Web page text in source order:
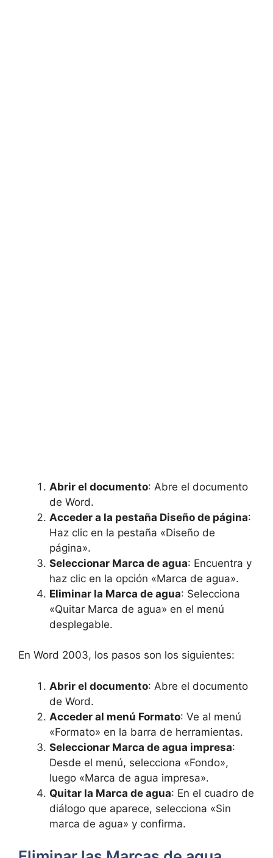
Abrir el documento: Abre el documento
de Word.
Acceder a la pestaña Diseño de página:
Haz clic en la pestaña «Diseño de
página».
Seleccionar Marca de agua: Encuentra y
haz clic en la opción «Marca de agua».
Eliminar la Marca de agua: Selecciona
«Quitar Marca de agua» en el menú
desplegable.
En Word 2003, los pasos son los siguientes:
Abrir el documento: Abre el documento
de Word.
Acceder al menú Formato: Ve al menú
«Formato» en la barra de herramientas.
Seleccionar Marca de agua impresa:
Desde el menú, selecciona «Fondo»,
luego «Marca de agua impresa».
Quitar la Marca de agua: En el cuadro de
diálogo que aparece, selecciona «Sin
marca de agua» y confirma.